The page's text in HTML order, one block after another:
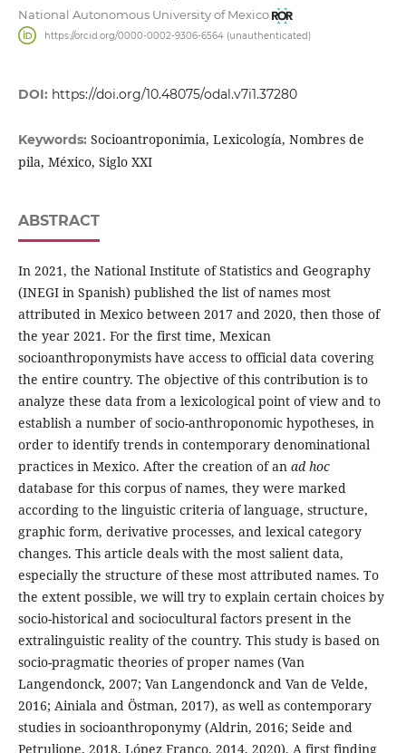
National Autonomous University of Mexico
https://orcid.org/0000-0002-9306-6564 (unauthenticated)
DOI: https://doi.org/10.48075/odal.v7i1.37280
Keywords: Socioantroponimia, Lexicología, Nombres de
pila, México, Siglo XXI
ABSTRACT
In 2021, the National Institute of Statistics and Geography
(INEGI in Spanish) published the list of names most
attributed in Mexico between 2017 and 2020, then those of
the year 2021. For the first time, Mexican
socioanthroponymists have access to official data covering
the entire country. The objective of this contribution is to
analyze these data from a lexicological point of view and to
establish a number of socio-anthroponomic hypotheses, in
order to identify trends in contemporary denominational
practices in Mexico. After the creation of an ad hoc
database for this corpus of names, they were marked
according to the linguistic criteria of language, structure,
graphic form, derivative processes, and lexical category
changes. This article deals with the most salient data,
especially the structure of these most attributed names. To
the extent possible, we will try to explain certain choices by
socio-historical and sociocultural factors present in the
extralinguistic reality of the country. This study is based on
socio-pragmatic theories of proper names (Van
Langendonck, 2007; Van Langendonck and Van de Velde,
2016; Ainiala and Östman, 2017), as well as contemporary
studies in socioanthroponymy (Aldrin, 2016; Seide and
Petrulione, 2018, López Franco, 2014, 2020). A first finding